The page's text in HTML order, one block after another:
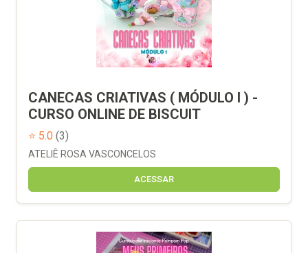
CANECAS CRIATIVAS ( MÓDULO I ) -
CURSO ONLINE DE BISCUIT
⭐ 5.0 (3)
ATELIÊ ROSA VASCONCELOS
ACESSAR